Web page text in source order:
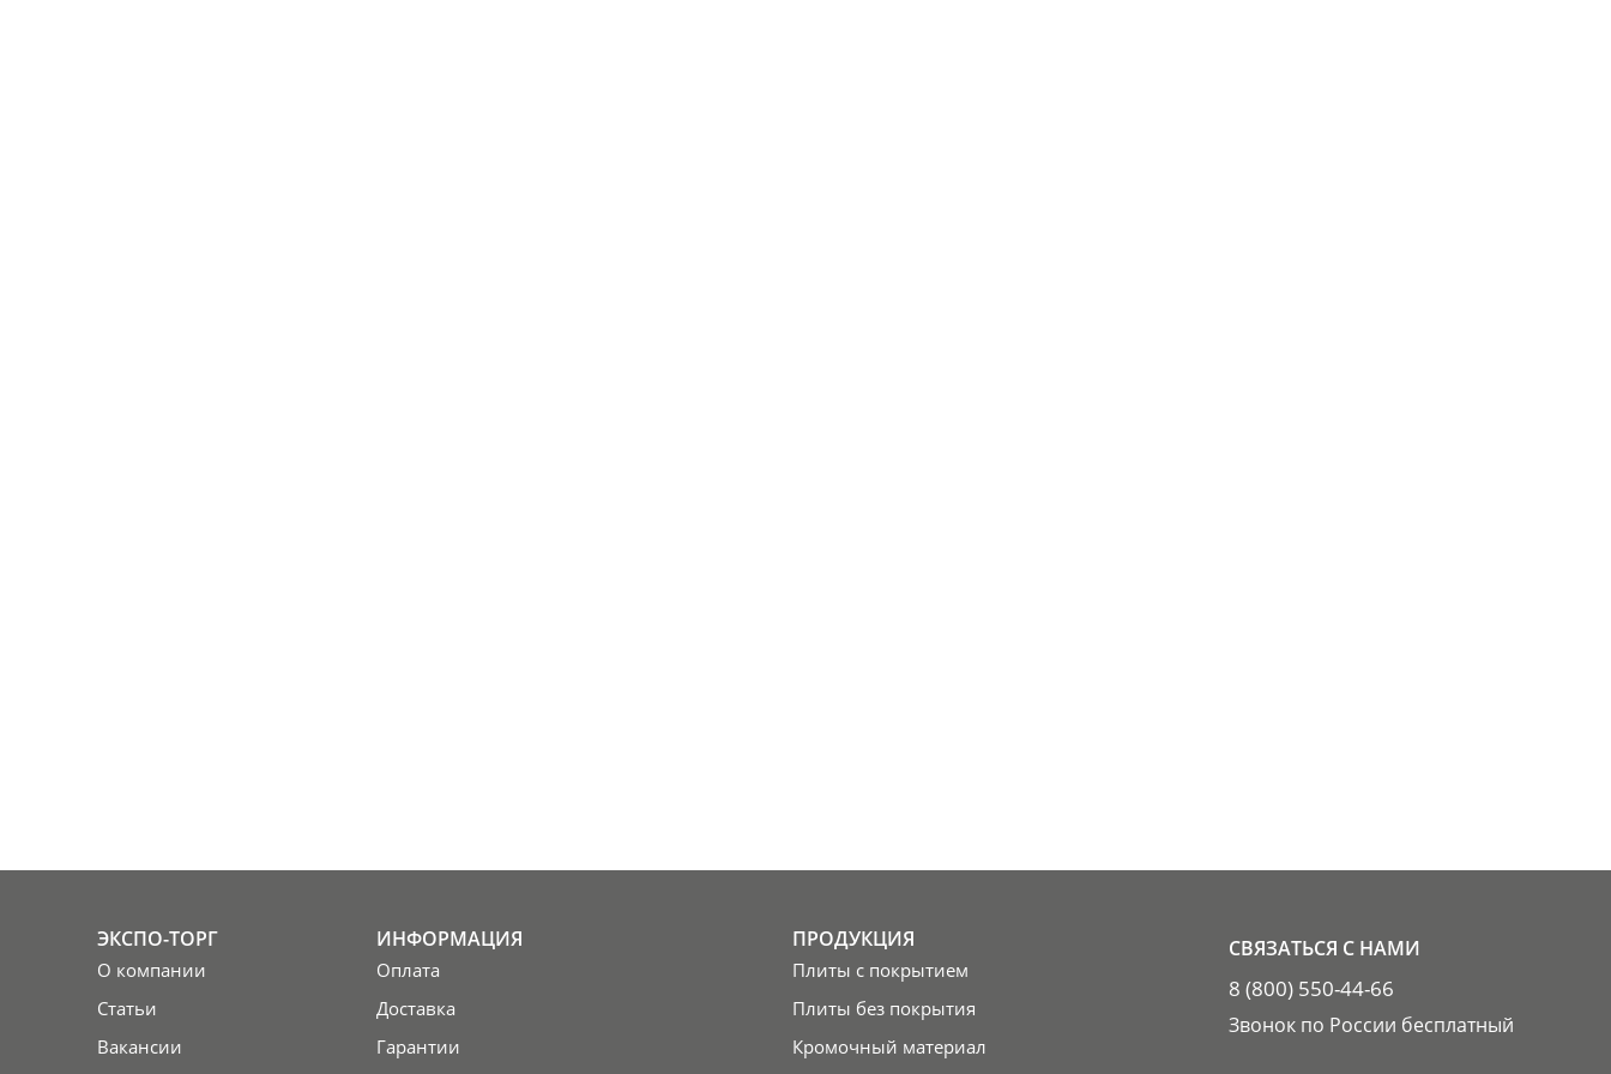
ЭКСПО-ТОРГ
О компании
Статьи
Вакансии
ИНФОРМАЦИЯ
Оплата
Доставка
Гарантии
ПРОДУКЦИЯ
Плиты с покрытием
Плиты без покрытия
Кромочный материал
СВЯЗАТЬСЯ С НАМИ
8 (800) 550-44-66
Звонок по России бесплатный